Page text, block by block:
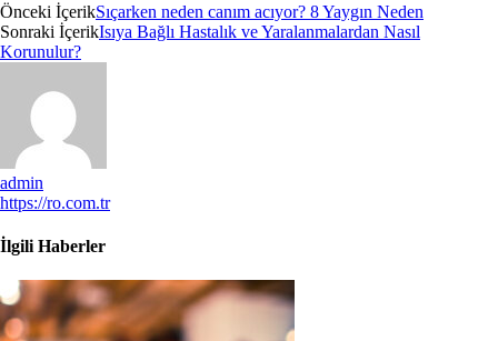
Önceki İçerikSıçarken neden canım acıyor? 8 Yaygın Neden
Sonraki İçerikIsıya Bağlı Hastalık ve Yaralanmalardan Nasıl
Korunulur?
admin
https://ro.com.tr
İlgili Haberler